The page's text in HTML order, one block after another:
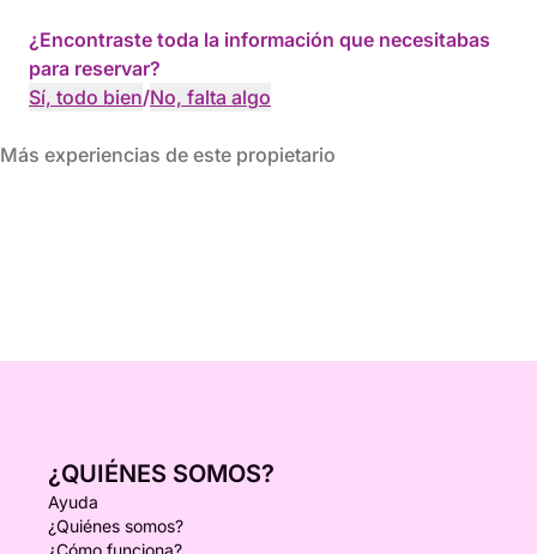
¿Encontraste toda la información que necesitabas
para reservar?
Sí, todo bien/No, falta algo
Más experiencias de este propietario
¿QUIÉNES SOMOS?
Ayuda
¿Quiénes somos?
¿Cómo funciona?